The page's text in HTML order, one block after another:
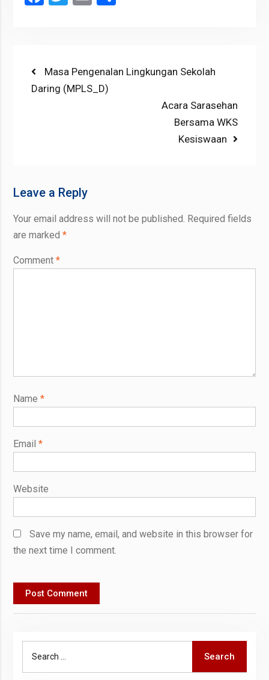
Post
navigation
Previous
post:
Masa Pengenalan Lingkungan Sekolah
Daring (MPLS_D)
Next
post:
Acara Sarasehan
Bersama WKS
Kesiswaan
Leave a Reply
Your email address will not be published. Required fields
are marked *
Comment *
Name *
Email *
Website
Save my name, email, and website in this browser for
the next time I comment.
Search